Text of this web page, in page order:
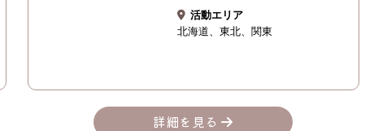
活動エリア
北海道
東北 関東
詳細を見る